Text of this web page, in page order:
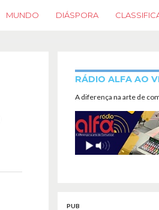
MUNDO DIÁSPORA
RÁDIO ALFA AO
A diferença na arte de
PUB